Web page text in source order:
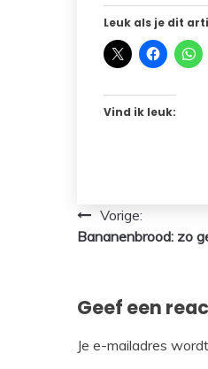
Leuk als je dit
Vind ik leuk:
Bericht
navigatie
Vorige:
Bananenbrood: zo
Geef een
Je e-mailadres